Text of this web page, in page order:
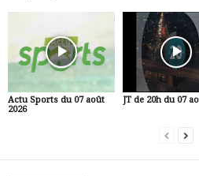
Actu Sports du 07 août
2026
JT de 20h du 07